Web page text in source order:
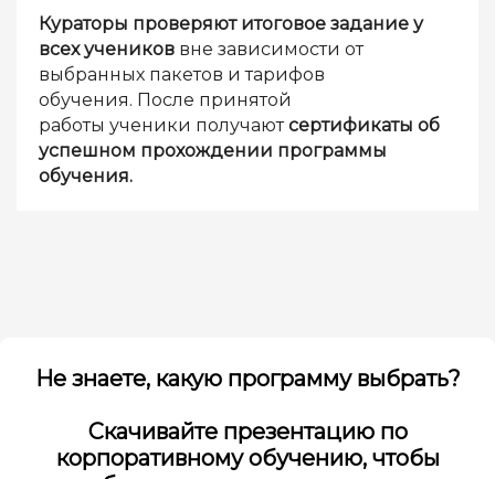
Кураторы проверяют итоговое задание у
всех учеников вне зависимости от
выбранных пакетов и тарифов
обучения. После принятой
работы ученики получаютсертификаты об
успешном прохождении программы
обучения.
Не знаете, какую программу выбрать?
Скачивайте презентацию по
корпоративному обучению, чтобы